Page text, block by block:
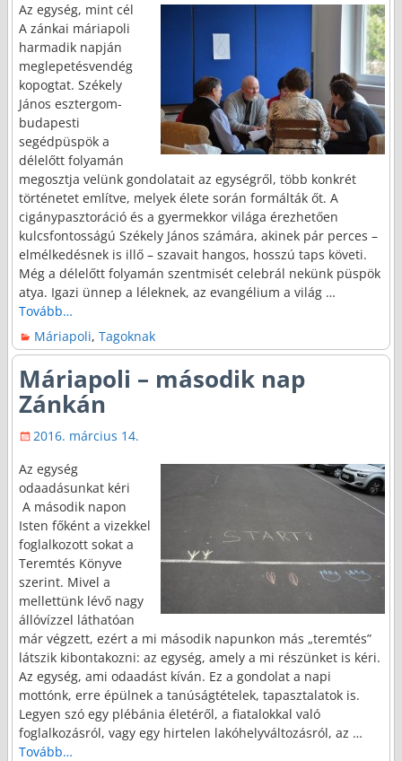
Az egység, mint cél
A zánkai máriapoli
harmadik napján
meglepetésvendég
kopogtat. Székely
János esztergom-
budapesti
segédpüspök a
délelőtt folyamán
megosztja velünk gondolatait az egységről, több konkrét
történetet említve, melyek élete során formálták őt. A
cigánypasztoráció és a gyermekkor világa érezhetően
kulcsfontosságú Székely János számára, akinek pár perces –
elmélkedésnek is illő – szavait hangos, hosszú taps követi.
Még a délelőtt folyamán szentmisét celebrál nekünk püspök
atya. Igazi ünnep a léleknek, az evangélium a világ …
Tovább…
Máriapoli,Tagoknak
Máriapoli – második nap
Zánkán
2016. március 14.
Az egység
odaadásunkat kéri
A második napon
Isten főként a vizekkel
foglalkozott sokat a
Teremtés Könyve
szerint. Mivel a
mellettünk lévő nagy
állóvízzel láthatóan
már végzett, ezért a mi második napunkon más „teremtés”
látszik kibontakozni: az egység, amely a mi részünket is kéri.
Az egység, ami odaadást kíván. Ez a gondolat a napi
mottónk, erre épülnek a tanúságtételek, tapasztalatok is.
Legyen szó egy plébánia életéről, a fiatalokkal való
foglalkozásról, vagy egy hirtelen lakóhelyváltozásról, az …
Tovább…